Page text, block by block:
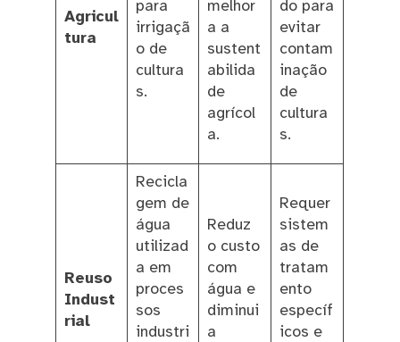
Agricul
tura
para
irrigaçã
o de
cultura
s.
melhor
a a
sustent
abilida
de
agrícol
a.
do para
evitar
contam
inação
de
cultura
s.
Reuso
Indust
rial
Recicla
gem de
água
utilizad
a em
proces
sos
industri
Reduz
o custo
com
água e
diminui
a
Requer
sistem
as de
tratam
ento
específ
icos e